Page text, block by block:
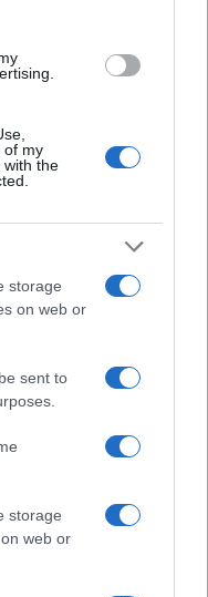
of my
with the
storage
on web or
sent to
storage
web or
mennie a
jelölte
jelöltet,
a
a
tovább
amúgy is